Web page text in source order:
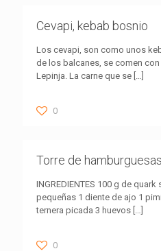
Cevapi, kebab bosnio
Los cevapi, son como unos
de los balcanes, se comen
Lepinja. La carne que se […]
0
Torre de hamburguesas
INGREDIENTES 100 g de
pequeñas 1 diente de ajo 1
ternera picada 3 huevos […]
0